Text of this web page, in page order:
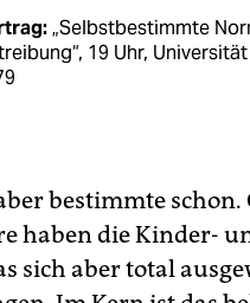
„Selbstbestimmte
19 Uhr,
bestimmte
haben die Kinder-
sich aber total